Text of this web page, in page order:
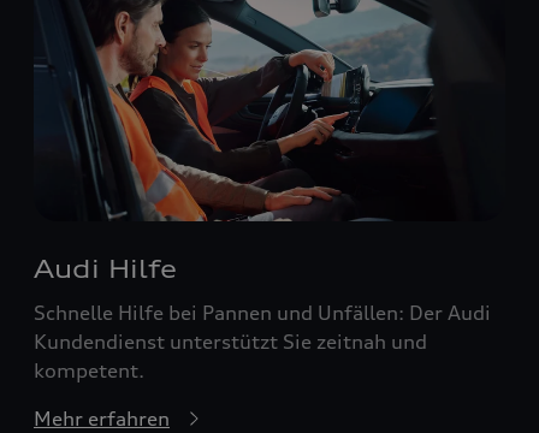
Audi Hilfe
Schnelle Hilfe bei Pannen und Unfällen: Der Audi
Kundendienst unterstützt Sie zeitnah und
kompetent.
Mehr erfahren